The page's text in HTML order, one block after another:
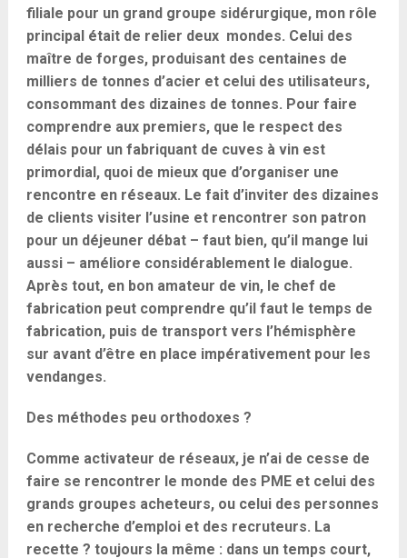
filiale pour un grand groupe sidérurgique, mon rôle
principal était de relier deux mondes. Celui des
maître de forges, produisant des centaines de
milliers de tonnes d’acier et celui des utilisateurs,
consommant des dizaines de tonnes. Pour faire
comprendre aux premiers, que le respect des
délais pour un fabriquant de cuves à vin est
primordial, quoi de mieux que d’organiser une
rencontre en réseaux. Le fait d’inviter des dizaines
de clients visiter l’usine et rencontrer son patron
pour un déjeuner débat – faut bien, qu’il mange lui
aussi – améliore considérablement le dialogue.
Après tout, en bon amateur de vin, le chef de
fabrication peut comprendre qu’il faut le temps de
fabrication, puis de transport vers l’hémisphère
sur avant d’être en place impérativement pour les
vendanges.
Des méthodes peu orthodoxes ?
Comme activateur de réseaux, je n’ai de cesse de
faire se rencontrer le monde des PME et celui des
grands groupes acheteurs, ou celui des personnes
en recherche d’emploi et des recruteurs. La
recette ? toujours la même : dans un temps court,